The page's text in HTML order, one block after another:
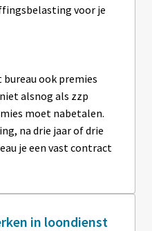
voor je
ook premies
alsnog als zzp
moet nabetalen.
na drie jaar of drie
je een vast contract
in loondienst